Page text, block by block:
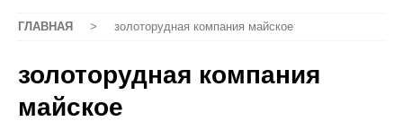
ГЛАВНАЯ > золоторудная компания майское
золоторудная компания
майское